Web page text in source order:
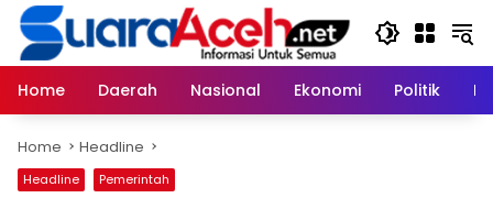
Skip
content
Home
Daerah Nasional Ekonomi Politik
Home Headline
Headline Pemerintah